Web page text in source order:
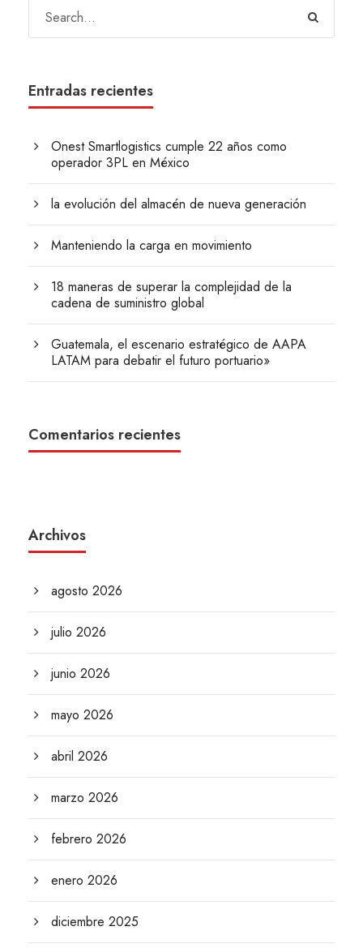
Entradas recientes
Onest Smartlogistics cumple 22 años como
operador 3PL en México
la evolución del almacén de nueva generación
Manteniendo la carga en movimiento
18 maneras de superar la complejidad de la
cadena de suministro global
Guatemala, el escenario estratégico de AAPA
LATAM para debatir el futuro portuario»
Comentarios recientes
Archivos
agosto 2026
julio 2026
junio 2026
mayo 2026
abril 2026
marzo 2026
febrero 2026
enero 2026
diciembre 2025